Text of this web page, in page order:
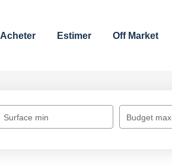
Acheter Estimer Off Market
Surface min Budget max